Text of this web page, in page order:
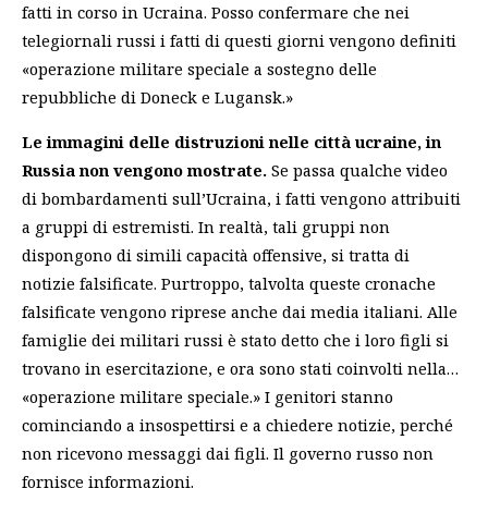
fatti in corso in Ucraina. Posso confermare che nei
telegiornali russi i fatti di questi giorni vengono definiti
«operazione militare speciale a sostegno delle
repubbliche di Doneck e Lugansk.»
Le immagini delle distruzioni nelle città ucraine, in
Russia non vengono mostrate. Se passa qualche video
di bombardamenti sull’Ucraina, i fatti vengono attribuiti
a gruppi di estremisti. In realtà, tali gruppi non
dispongono di simili capacità offensive, si tratta di
notizie falsificate. Purtroppo, talvolta queste cronache
falsificate vengono riprese anche dai media italiani. Alle
famiglie dei militari russi è stato detto che i loro figli si
trovano in esercitazione, e ora sono stati coinvolti nella…
«operazione militare speciale.» I genitori stanno
cominciando a insospettirsi e a chiedere notizie, perché
non ricevono messaggi dai figli. Il governo russo non
fornisce informazioni.